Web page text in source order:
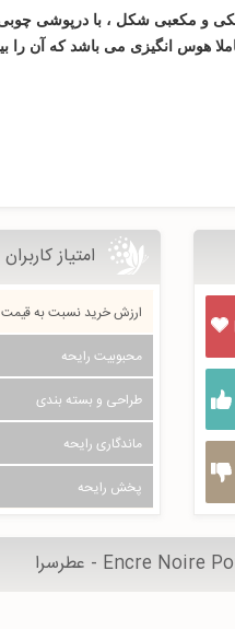
و مکعبی شکل ، با درپوشی
هوس انگیزی می باشد که آن
|
امتیاز کاربران
ارزش خرید نسبت به قیمت
محبوبیت رایحه
طراحی و بسته بندی
ماندگاری رایحه
پخش رایحه